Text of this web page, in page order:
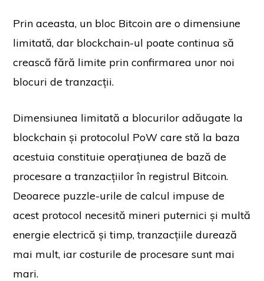
Prin aceasta, un bloc Bitcoin are o dimensiune
limitată, dar blockchain-ul poate continua să
crească fără limite prin confirmarea unor noi
blocuri de tranzacții.
Dimensiunea limitată a blocurilor adăugate la
blockchain și protocolul PoW care stă la baza
acestuia constituie operațiunea de bază de
procesare a tranzacțiilor în registrul Bitcoin.
Deoarece puzzle-urile de calcul impuse de
acest protocol necesită mineri puternici și multă
energie electrică și timp, tranzacțiile durează
mai mult, iar costurile de procesare sunt mai
mari.